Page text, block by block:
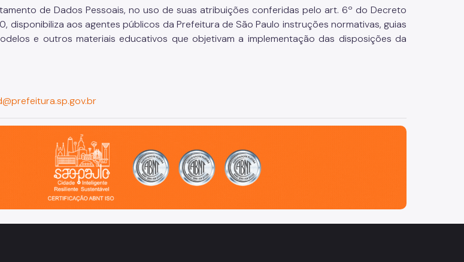
de Dados Pessoais, no uso de suas atribuições conferidas pelo art. 6º do Decreto
disponibiliza aos agentes públicos da Prefeitura de São Paulo instruções normativas, guias
e outros materiais educativos que objetivam a implementação das disposições da
resiliente e sustentável